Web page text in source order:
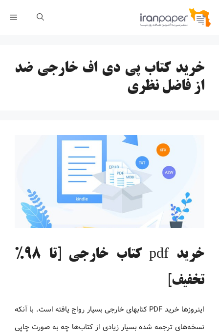
پرش
خرید کتاب پی دی اف خارجی ضد
از فاضل نظری
خرید pdf کتاب خارجی [تا 98%
تخفیف]
اینروزها خرید PDF کتاب‎های خارجی بسیار رواج یافته است. با آنکه
نسخه‌های ترجمه شده بسیار زیادی از کتاب‌ها چه به صورت چاپی